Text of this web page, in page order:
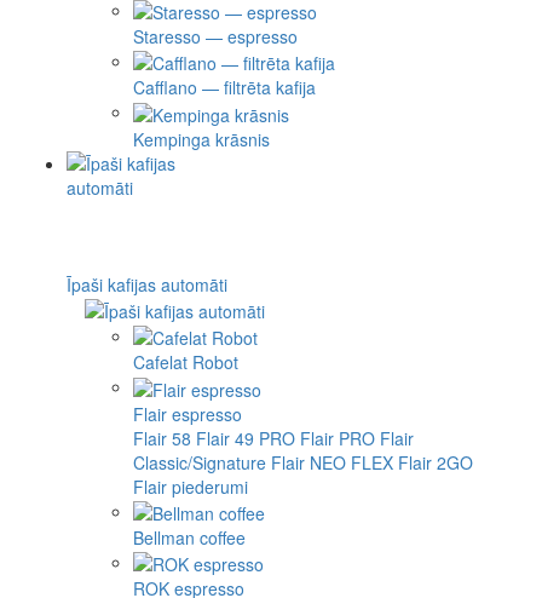
Staresso — espresso
Cafflano — filtrēta kafija
Kempinga krāsnis
Īpaši kafijas automāti
Cafelat Robot
Flair espresso
Flair 58 Flair 49 PRO Flair PRO Flair
Classic/Signature Flair NEO FLEX Flair 2GO
Flair piederumi
Bellman coffee
ROK espresso